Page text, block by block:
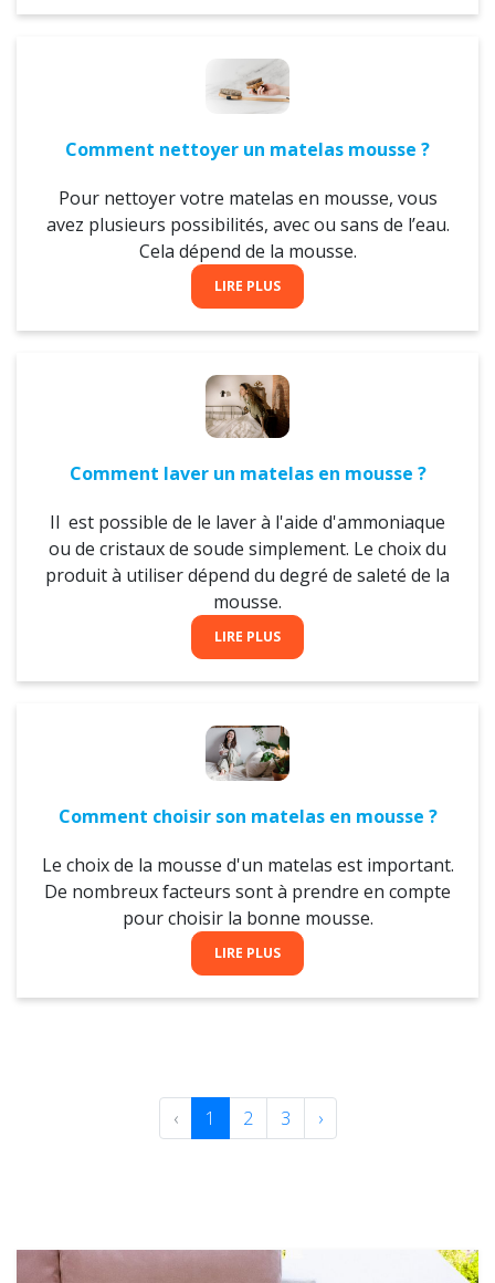
Comment nettoyer un matelas mousse ?
Pour nettoyer votre matelas en mousse, vous
avez plusieurs possibilités, avec ou sans de l’eau.
Cela dépend de la mousse.
LIRE PLUS
Comment laver un matelas en mousse ?
Il est possible de le laver à l'aide d'ammoniaque
ou de cristaux de soude simplement. Le choix du
produit à utiliser dépend du degré de saleté de la
mousse.
LIRE PLUS
Comment choisir son matelas en mousse ?
Le choix de la mousse d'un matelas est important.
De nombreux facteurs sont à prendre en compte
pour choisir la bonne mousse.
LIRE PLUS
‹ 1 2 3 ›